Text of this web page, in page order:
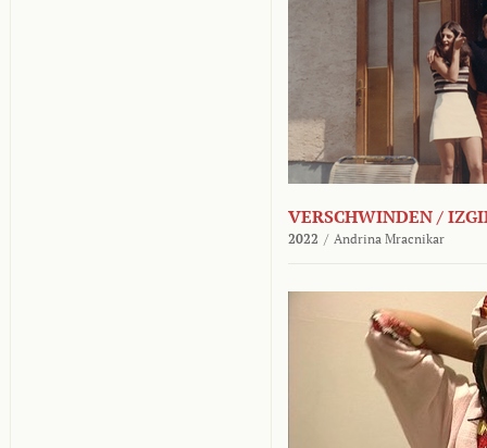
VERSCHWINDEN /
2022 / Andrina Mracnikar